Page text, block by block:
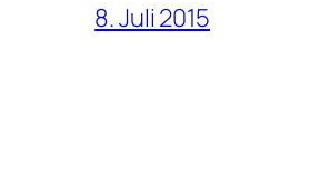
8. Juli 2015